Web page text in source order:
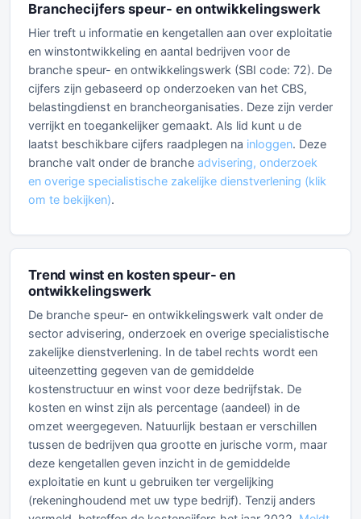
Branchecijfers speur- en ontwikkelingswerk
Hier treft u informatie en kengetallen aan over exploitatie
en winstontwikkeling en aantal bedrijven voor de
branche speur- en ontwikkelingswerk (SBI code: 72). De
cijfers zijn gebaseerd op onderzoeken van het CBS,
belastingdienst en brancheorganisaties. Deze zijn verder
verrijkt en toegankelijker gemaakt. Als lid kunt u de
laatst beschikbare cijfers raadplegen na inloggen. Deze
branche valt onder de branche advisering, onderzoek
en overige specialistische zakelijke dienstverlening (klik
om te bekijken).
Trend winst en kosten speur- en
ontwikkelingswerk
De branche speur- en ontwikkelingswerk valt onder de
sector advisering, onderzoek en overige specialistische
zakelijke dienstverlening. In de tabel rechts wordt een
uiteenzetting gegeven van de gemiddelde
kostenstructuur en winst voor deze bedrijfstak. De
kosten en winst zijn als percentage (aandeel) in de
omzet weergegeven. Natuurlijk bestaan er verschillen
tussen de bedrijven qua grootte en jurische vorm, maar
deze kengetallen geven inzicht in de gemiddelde
exploitatie en kunt u gebruiken ter vergelijking
(rekeninghoudend met uw type bedrijf). Tenzij anders